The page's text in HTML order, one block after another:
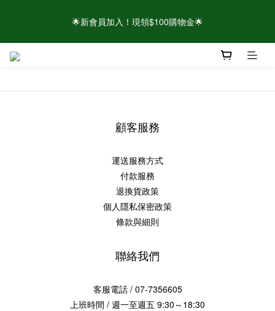
🌟新會員加入！現領$100購物金🌟
🌟新會員加入！現領$100購物金🌟
⚠️請認明官方帳號！近期有仿冒頁面/粉專盜圖詐騙 👉點此查看官
顧客服務
運送服務方式
付款服務
退換貨政策
個人隱私保密政策
條款與細則
聯絡我們
客服電話 / 07-7356605
上班時間 / 週一至週五 9:30～18:30